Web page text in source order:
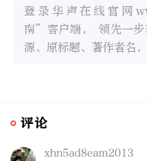
登录华声在线官网
南”客户端， 领先一步
源、原标题、著作者名
评论
xhn5ad8eam2013